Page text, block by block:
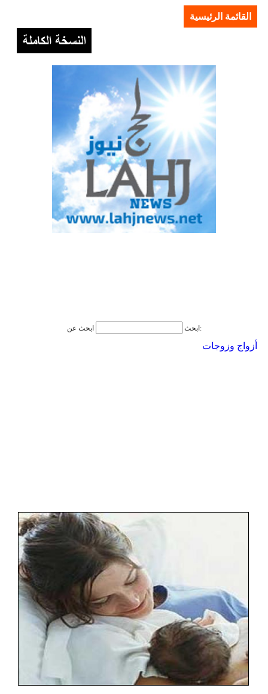
القائمة الرئيسية
ابحث ابحث عن:
أزواج وزوجات